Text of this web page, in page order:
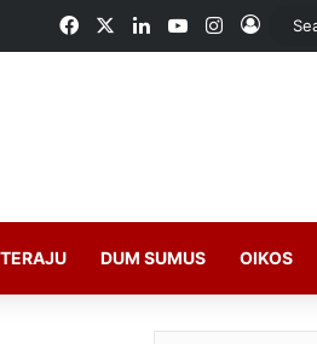
FacebookLinkedInYouTubeInstagram
Log In
TERAJU DUM SUMUS OIKOS